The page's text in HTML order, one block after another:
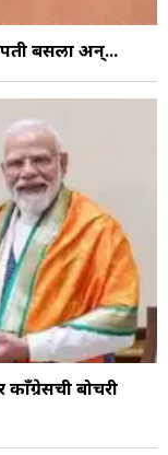
पती बसला अन्...
काँग्रेसची बोचरी